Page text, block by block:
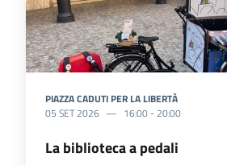
PIAZZA CADUTI PER LA LIBERTÀ
05 SET 2026
16:00 - 20:00
La biblioteca a pedali